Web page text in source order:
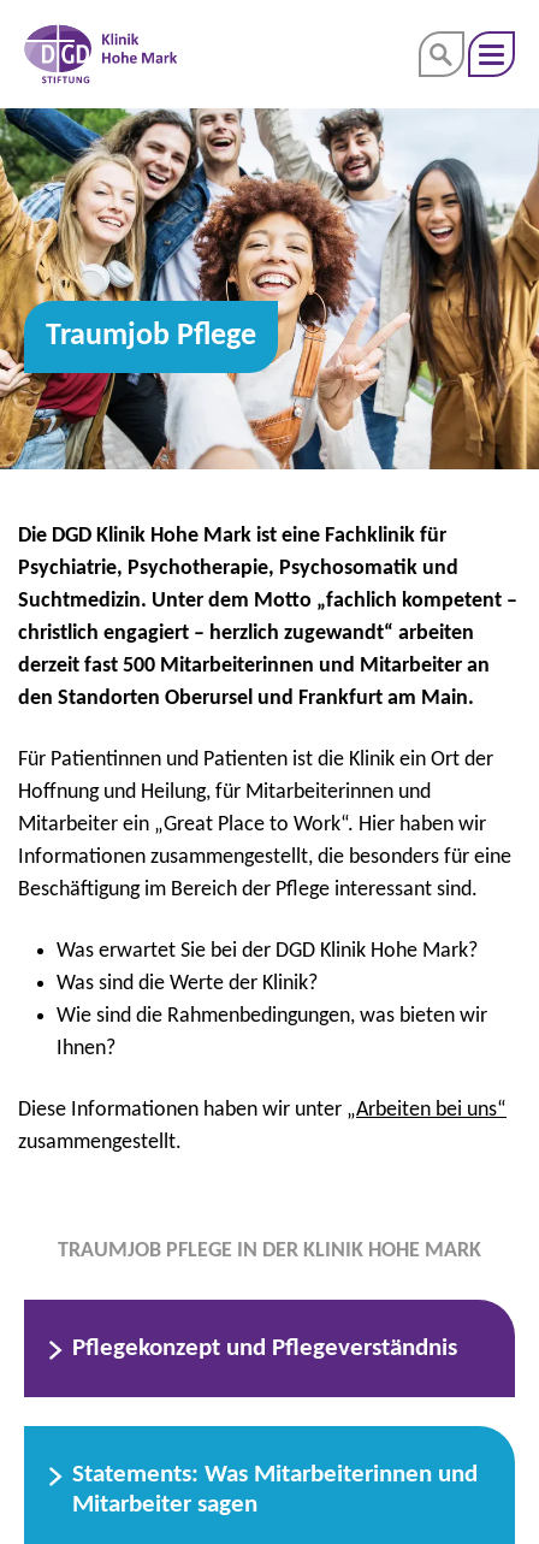
Traumjob Pflege
Die DGD Klinik Hohe Mark ist eine Fachklinik für
Psychiatrie, Psychotherapie, Psychosomatik und
Suchtmedizin. Unter dem Motto „fachlich kompetent –
christlich engagiert – herzlich zugewandt“ arbeiten
derzeit fast 500 Mitarbeiterinnen und Mitarbeiter an
den Standorten Oberursel und Frankfurt am Main.
Für Patientinnen und Patienten ist die Klinik ein Ort der
Hoffnung und Heilung, für Mitarbeiterinnen und
Mitarbeiter ein „Great Place to Work“. Hier haben wir
Informationen zusammengestellt, die besonders für eine
Beschäftigung im Bereich der Pflege interessant sind.
Was erwartet Sie bei der DGD Klinik Hohe Mark?
Was sind die Werte der Klinik?
Wie sind die Rahmenbedingungen, was bieten wir
Ihnen?
Diese Informationen haben wir unter „Arbeiten bei uns“
zusammengestellt.
TRAUMJOB PFLEGE IN DER KLINIK HOHE MARK
Pflegekonzept und Pflegeverständnis
Statements: Was Mitarbeiterinnen und
Mitarbeiter sagen